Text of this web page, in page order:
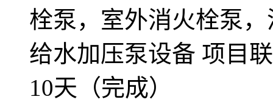
栓泵，室外消火栓泵
给水加压泵设备 项目
10天（完成）